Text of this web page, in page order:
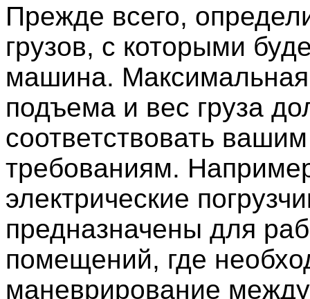
Прежде всего,
грузов, с которыми
машина.
подъема и вес груза
соответствовать вашим
требованиям.
электрические
предназначены для
помещений, где
маневрирование